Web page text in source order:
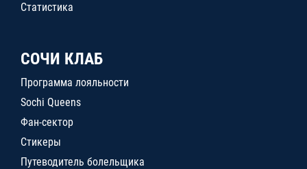
Статистика
СОЧИ КЛАБ
Программа лояльности
Sochi Queens
Фан-сектор
Стикеры
Путеводитель болельщика